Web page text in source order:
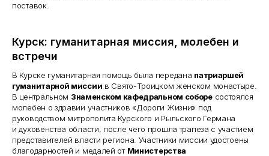
поставок.
Курск: гуманитарная миссия, молебен и
встречи
В Курске гуманитарная помощь была передана патриаршей
гуманитарной миссии в Свято-Троицком женском монастыре.
В центральном Знаменском кафедральном соборесостоялся
молебен о здравии участников «Дороги Жизни» под
руководством митрополита Курского и Рыльского Германа
и духовенства области, после чего прошла трапеза с участием
представителей власти региона. Участники миссии удостоены
благодарностей и медалей от Министерства